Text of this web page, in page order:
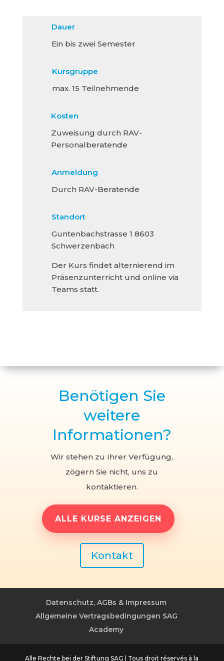
Dauer
Ein bis zwei Semester
Kursgruppe
max. 15 Teilnehmende
Kosten
Zuweisung durch RAV-
Personalberatende
Anmeldung
Durch RAV-Beratende
Standort
Guntenbachstrasse 1 8603
Schwerzenbach
Der Kurs findet alternierend im
Präsenzunterricht und online via
Teams statt.
Benötigen Sie
weitere
Informationen?
Wir stehen zu Ihrer Verfügung,
zögern Sie nicht, uns zu
kontaktieren.
ALLE KURSE ANZEIGEN
Kontakt
Datenschutz, AGBs & Impressum
Allgemeine Vertragsbedingungen SAG
Academy
Alle Rechte bei der Stiftung SAG | Tous droit réservés à la